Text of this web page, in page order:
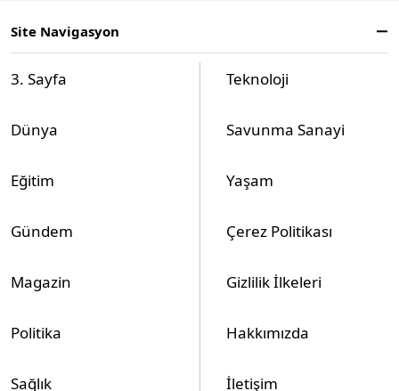
Site Navigasyon
3. Sayfa
Dünya
Eğitim
Gündem
Magazin
Politika
Sağlık
Teknoloji
Savunma Sanayi
Yaşam
Çerez Politikası
Gizlilik İlkeleri
Hakkımızda
İletişim